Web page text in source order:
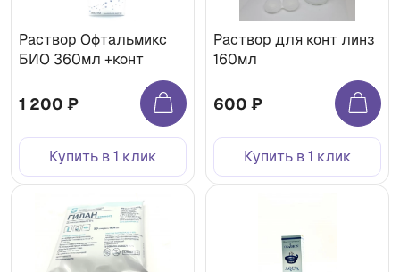
Раствор Офтальмикс
БИО 360мл +конт
1 200 ₽
Купить в 1 клик
Раствор для конт линз
160мл
600 ₽
Купить в 1 клик